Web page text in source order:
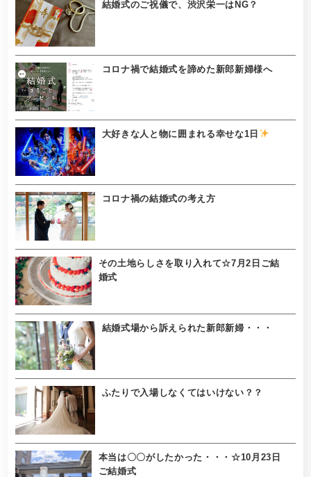
結婚式のご祝儀で、渋沢栄一はNG？
コロナ禍で結婚式を諦めた新郎新婦様へ
大好きな人と物に囲まれる幸せな1日
コロナ禍の結婚式の考え方
その土地らしさを取り入れて☆7月2日ご結
婚式
結婚式場から訴えられた新郎新婦・・・
ふたりで入場しなくてはいけない？？
本当は〇〇がしたかった・・・☆10月23日
ご結婚式